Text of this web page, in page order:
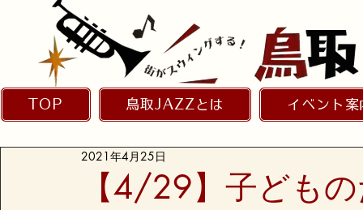
TOP 鳥取JAZZとは イベント案
【4/29】子ども
2021年4月25日